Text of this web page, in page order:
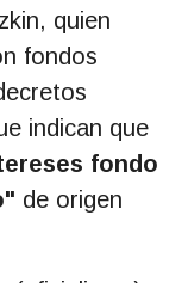
quien
fondos
indican que
fondo
de origen